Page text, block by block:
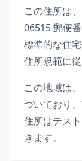
この住所は、
06515郵便
標準的な住
住所規範に従
この地域は、
づいており
住所はテス
きます。